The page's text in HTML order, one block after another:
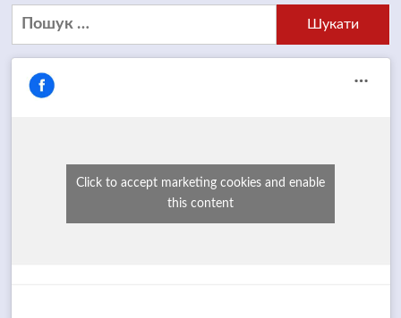
Пошук:
Click to accept marketing cookies and enable
this content